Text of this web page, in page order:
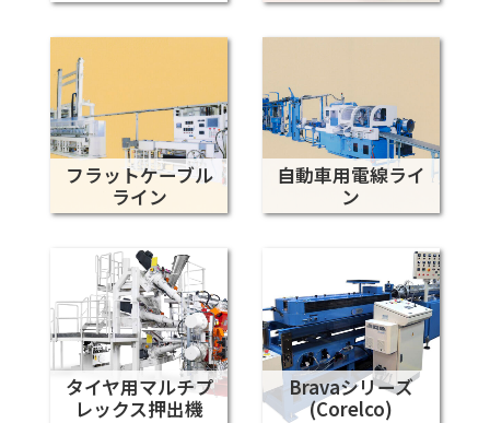
フラットケーブル
ライン
自動車用電線ライ
ン
タイヤ用マルチプ
レックス押出機
Bravaシリーズ
(Corelco)